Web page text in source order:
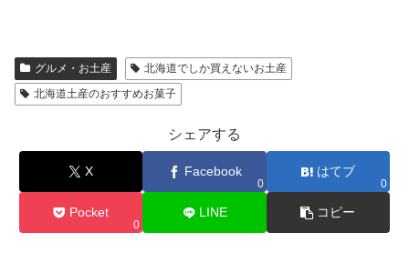
グルメ・お土産
北海道でしか買えないお土産
北海道土産のおすすめお菓子
シェアする
X Facebook
0
はてブ
0
Pocket
0
LINE コピー